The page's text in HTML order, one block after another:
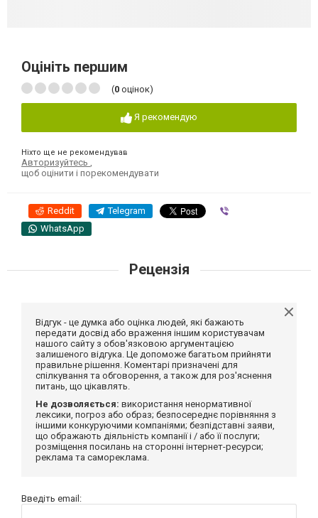
Оцініть першим
(0 оцінок)
Я рекомендую
Ніхто ще не рекомендував
Авторизуйтесь
щоб оцінити і порекомендувати
Reddit Telegram
WhatsApp
Рецензія
Відгук - це думка або оцінка людей, які бажають
передати досвід або враження іншим користувачам
нашого сайту з обов'язковою аргументацією
залишеного відгука. Це допоможе багатьом прийняти
правильне рішення. Коментарі призначені для
спілкування та обговорення, а також для роз'яснення
питань, що цікавлять.
Не дозволяється: використання ненормативної
лексики, погроз або образ; безпосереднє порівняння з
іншими конкуруючими компаніями; безпідставні заяви,
що ображають діяльність компанії і / або її послуги;
розміщення посилань на сторонні інтернет-ресурси;
реклама та самореклама.
Введіть email: